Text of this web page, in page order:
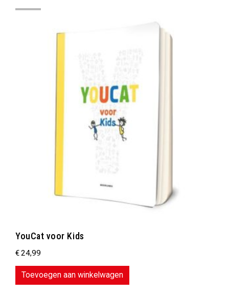
YouCat voor Kids
€24,99
Toevoegen aan winkelwagen